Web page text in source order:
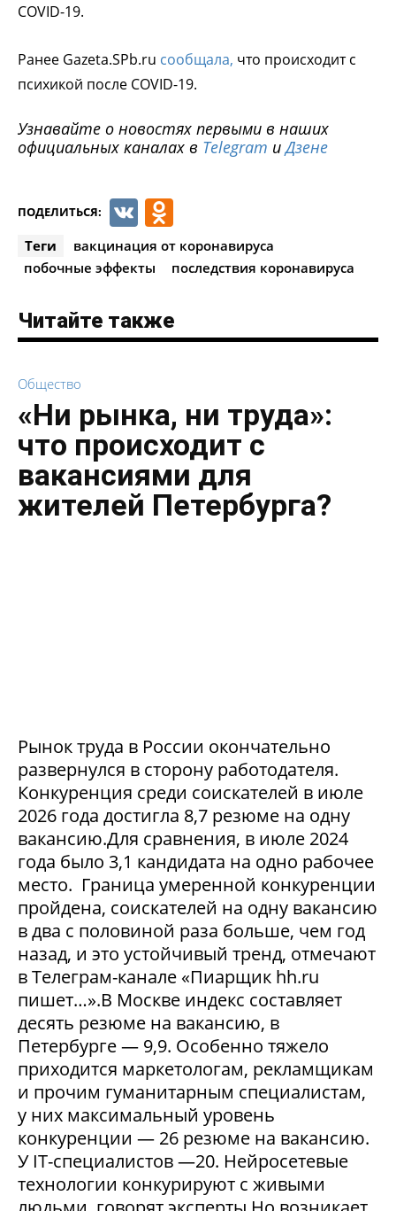
COVID-19.
Ранее Gazeta.SPb.ru сообщала, что происходит с
психикой после COVID-19.
Узнавайте о новостях первыми в наших
официальных каналах в Telegram иДзене
ПОДЕЛИТЬСЯ: VK
Теги
вакцинация от коронавируса
побочные эффекты
последствия коронавируса
Читайте также
Общество
«Ни рынка, ни труда»:
что происходит с
вакансиями для
жителей Петербурга?
Рынок труда в России окончательно
развернулся в сторону работодателя.
Конкуренция среди соискателей в июле
2026 года достигла 8,7 резюме на одну
вакансию.Для сравнения, в июле 2024
года было 3,1 кандидата на одно рабочее
место. Граница умеренной конкуренции
пройдена, соискателей на одну вакансию
в два с половиной раза больше, чем год
назад, и это устойчивый тренд, отмечают
в Телеграм-канале «Пиарщик hh.ru
пишет…».В Москве индекс составляет
десять резюме на вакансию, в
Петербурге — 9,9. Особенно тяжело
приходится маркетологам, рекламщикам
и прочим гуманитарным специалистам,
у них максимальный уровень
конкуренции — 26 резюме на вакансию.
У IT-специалистов —20. Нейросетевые
технологии конкурируют с живыми